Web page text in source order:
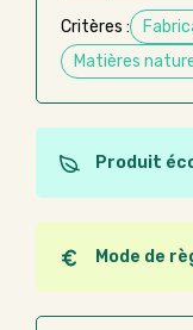
Critères :
Matières
Produit
Ce produit est
matériaux
peuvent plus
après
n'entre pas
Mode de
Quel que soit le
passer